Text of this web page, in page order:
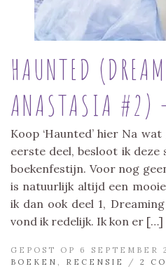
HAUNTED
ANASTASIA #2)
Koop ‘Haunted’ hier Na
eerste deel, besloot ik
boekenfestijn. Voor nog
is natuurlijk altijd een
ik dan ook deel 1,
vond ik redelijk. Ik kon er […]
GEPOST OP 6 SEPTEMBER
BOEKEN
RECENSIE / 2